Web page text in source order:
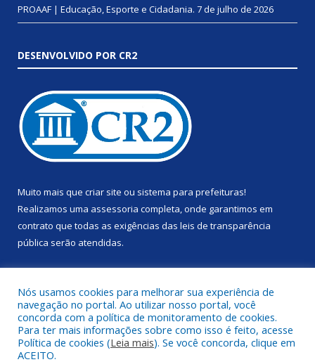
PROAAF | Educação, Esporte e Cidadania. 7 de julho de 2026
DESENVOLVIDO POR CR2
Muito mais que criar site ou sistema para prefeituras!
Realizamos uma assessoria completa, onde garantimos em
contrato que todas as exigências das leis de transparência
pública serão atendidas.
Todos os direitos reservados a Prefeitura Municipal de Anapu.
Nós usamos cookies para melhorar sua experiência de
navegação no portal. Ao utilizar nosso portal, você
concorda com a política de monitoramento de cookies.
Para ter mais informações sobre como isso é feito, acesse
Política de cookies (Leia mais). Se você concorda, clique em
ACEITO.